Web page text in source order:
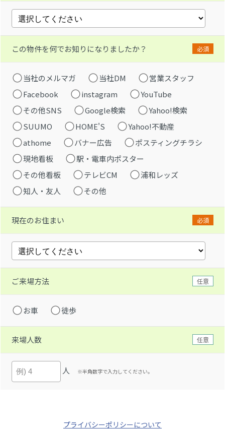
この物件を何でお知りになりましたか？ 必須
当社のメルマガ 当社DM
営業スタッフ
Facebook
instagram
YouTube
その他SNS
Google検索
Yahoo!検索
SUUMO
HOME'S
Yahoo!不動産
athome
バナー広告
ポスティングチラシ
現地看板
駅・電車内ポスター
その他看板
テレビCM
浦和レッズ
知人・友人
その他
現在のお住まい 必須
ご来場方法 任意
お車 徒歩
来場人数 任意
人 ※半角数字で入力してください。
プライバシーポリシーについて